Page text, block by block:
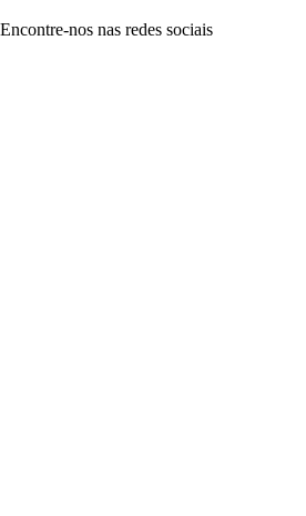
Encontre-nos nas redes sociais